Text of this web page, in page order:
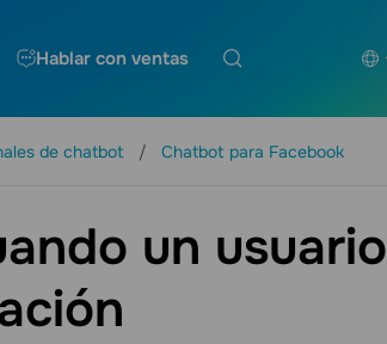
Hablar con ventas
de chatbot Chatbot para Facebook
un usuario